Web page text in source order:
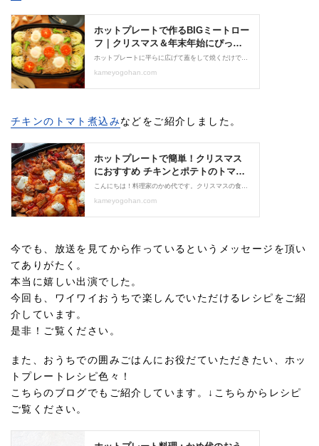
チキンのトマト煮込みなどをご紹介しました。
今でも、放送を見てから作っているというメッセージを頂い
てありがたく。
本当に嬉しい出演でした。
今回も、ワイワイおうちで楽しんでいただけるレシピをご紹
介しています。
是非！ご覧ください。
また、おうちでの囲みごはんにお役だていただきたい、ホッ
トプレートレシピ色々！
こちらのブログでもご紹介しています。↓こちらからレシピ
ご覧ください。